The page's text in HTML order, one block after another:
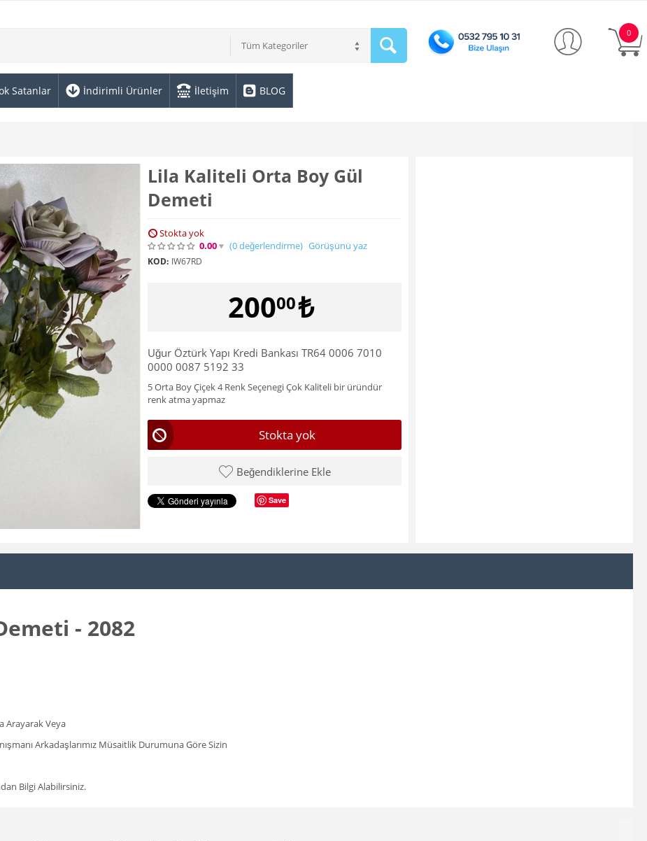
Tüm Kategoriler
0
Satanlar İndirimli Ürünler İletişim BLOG
Lila Kaliteli Orta Boy Gül
Demeti
Stokta yok
0.00
(0değerlendirme) Görüşünü yaz
KOD: IW67RD
20000₺
Uğur Öztürk Yapı Kredi Bankası TR64 0006 7010
0000 0087 5192 33
5 Orta Boy Çiçek 4 Renk Seçenegi Çok Kaliteli bir üründür
renk atma yapmaz
Stokta yok
Beğendiklerine Ekle
Save
- 2082
Arayarak Veya
Arkadaşlarımız Müsaitlik Durumuna Göre Sizin
Bilgi Alabilirsiniz.